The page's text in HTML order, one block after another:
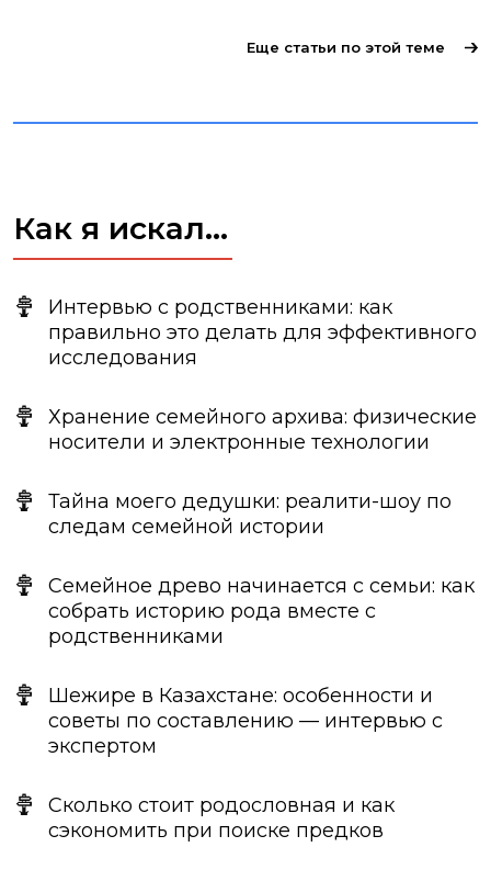
Еще статьи по этой теме
Как я искал…
Интервью с родственниками: как
правильно это делать для эффективного
исследования
Хранение семейного архива: физические
носители и электронные технологии
Тайна моего дедушки: реалити-шоу по
следам семейной истории
Семейное древо начинается с семьи: как
собрать историю рода вместе с
родственниками
Шежире в Казахстане: особенности и
советы по составлению — интервью с
экспертом
Сколько стоит родословная и как
сэкономить при поиске предков